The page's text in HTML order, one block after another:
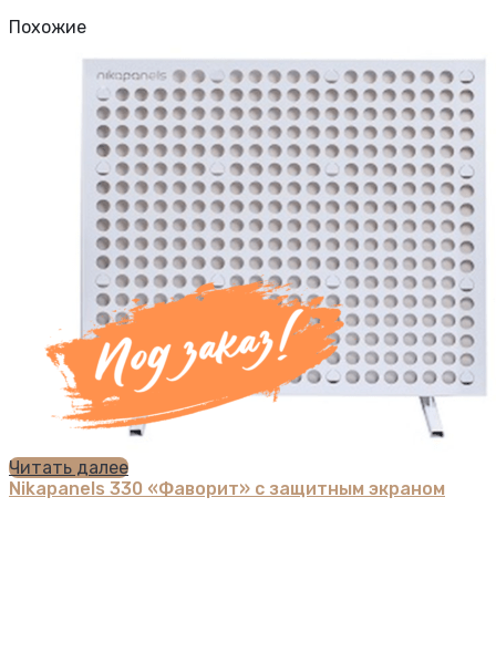
Похожие
Читать далее
Nikapanels 330 «Фаворит» с защитным экраном